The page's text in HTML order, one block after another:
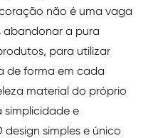
não é uma vaga
abandonar a pura
para utilizar
de forma em cada
material do próprio
simplicidade e
simples e único